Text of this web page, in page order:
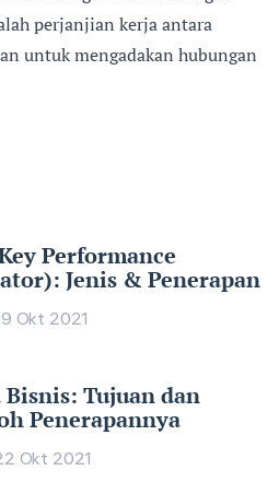
perjanjian kerja antara
untuk mengadakan hubungan
Performance
Jenis & Penerapan
Okt 2021
Tujuan dan
Penerapannya
Okt 2021